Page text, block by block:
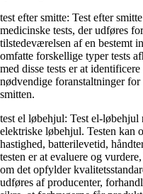
test efter smitte: Test efter
medicinske tests, der udføres
tilstedeværelsen af en bestemt
omfatte forskellige typer tests
med disse tests er at
nødvendige foranstaltninger
smitten.
test el løbehjul: Test el-løbehjul
elektriske løbehjul. Testen kan
hastighed, batterilevetid,
testen er at evaluere og
om det opfylder
udføres af producenter,